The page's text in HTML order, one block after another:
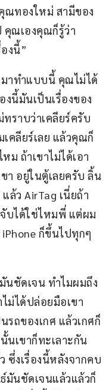
ณทองใหม่ สามีของ
คุณเองคุณก็รู้ว่า
งนี้”
าทำแบบนี้ คุณไม่ได้
งนี้มันเป็นเรื่องของ
ทราบว่าเคลียร์ครับ
คลียร์เลย แล้วคุณก็
ม ถ้าเขาไม่ได้เอา
า อยู่ในตู้เลยครับ ลิ้น
ล้ว AirTag เนี่ยถ้า
บได้ใช่ไหมพี่ แต่ผม
ก็ขึ้นไปทุกๆ
ชัดเจน ทำไมผมถึง
ม่ได้ปล่อยมือเขา
รถของเกศ แล้วเกศก็
นเขาก็ทะเลาะกัน
ซึ่งเรื่องนี้หลังจากคบ
มันชัดเจนแล้วแล้วก็